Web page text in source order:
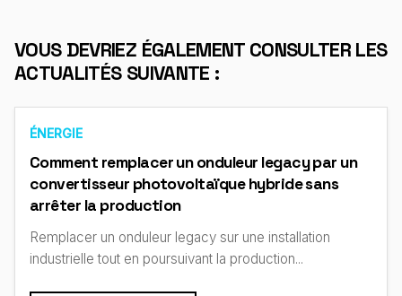
VOUS DEVRIEZ ÉGALEMENT CONSULTER LES
ACTUALITÉS SUIVANTE :
ÉNERGIE
Comment remplacer un onduleur legacy par un
convertisseur photovoltaïque hybride sans
arrêter la production
Remplacer un onduleur legacy sur une installation
industrielle tout en poursuivant la production...